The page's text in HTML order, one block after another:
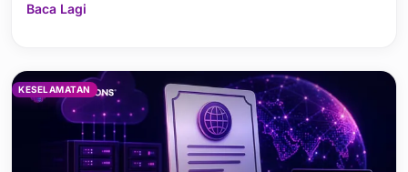
langkah yang perlu anda ambil untuk melindungi tapak
Baca Lagi
KESELAMATAN